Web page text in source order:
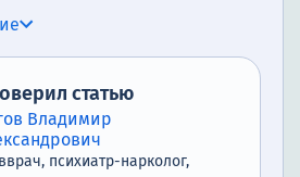
статью
Владимир
психиатр-нарколог,